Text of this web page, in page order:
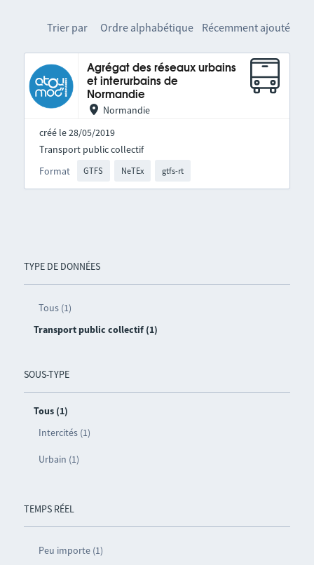
TYPE DE DONNÉES
Tous (1)
Transport public collectif (1)
SOUS-TYPE
Tous (1)
Intercités (1)
Urbain (1)
TEMPS RÉEL
Peu importe (1)
Trier par Ordre alphabétique Récemment ajouté
Agrégat des réseaux urbains
et interurbains de
Normandie
Normandie
créé le 28/05/2019
Format GTFS NeTEx gtfs-rt
Transport public collectif